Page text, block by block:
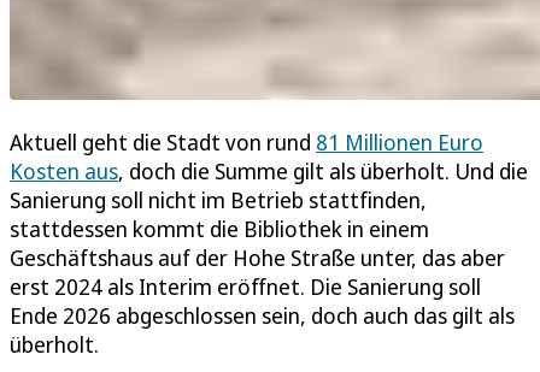
Aktuell geht die Stadt von rund 81 Millionen Euro
Kosten aus, doch die Summe gilt als überholt. Und die
Sanierung soll nicht im Betrieb stattfinden,
stattdessen kommt die Bibliothek in einem
Geschäftshaus auf der Hohe Straße unter, das aber
erst 2024 als Interim eröffnet. Die Sanierung soll
Ende 2026 abgeschlossen sein, doch auch das gilt als
überholt.